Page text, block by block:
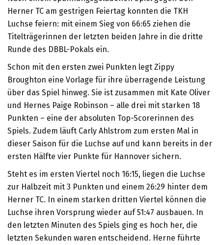
Herner TC am gestrigen Feiertag konnten die TKH
Luchse feiern: mit einem Sieg von 66:65 ziehen die
Titelträgerinnen der letzten beiden Jahre in die dritte
Runde des DBBL-Pokals ein.
Schon mit den ersten zwei Punkten legt Zippy
Broughton eine Vorlage für ihre überragende Leistung
über das Spiel hinweg. Sie ist zusammen mit Kate Oliver
und Hernes Paige Robinson – alle drei mit starken 18
Punkten – eine der absoluten Top-Scorerinnen des
Spiels. Zudem läuft Carly Ahlstrom zum ersten Mal in
dieser Saison für die Luchse auf und kann bereits in der
ersten Hälfte vier Punkte für Hannover sichern.
Steht es im ersten Viertel noch 16:15, liegen die Luchse
zur Halbzeit mit 3 Punkten und einem 26:29 hinter dem
Herner TC. In einem starken dritten Viertel können die
Luchse ihren Vorsprung wieder auf 51:47 ausbauen. In
den letzten Minuten des Spiels ging es hoch her, die
letzten Sekunden waren entscheidend. Herne führte